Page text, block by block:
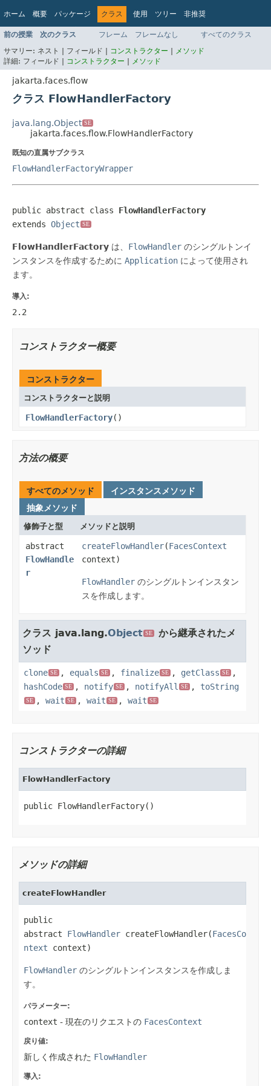
ホーム 概要 パッケージ クラス 使用 ツリー
非推奨
インデックス
ヘルプ
Jakarta EE Platform API v9.0.0
前の授業 次のクラス フレーム フレームなし
すべてのクラス
サマリー: ネスト | フィールド | コンストラクター | メソッド
詳細: フィールド | コンストラクター | メソッド
jakarta.faces.flow
クラス FlowHandlerFactory
java.lang.Object SE
jakarta.faces.flow.FlowHandlerFactory
既知の直属サブクラス
FlowHandlerFactoryWrapper
public abstract class FlowHandlerFactory
extends Object SE
FlowHandlerFactory は、 FlowHandler のシングルトンイ
ンスタンスを作成するために Application によって使用され
ます。
導入:
2.2
コンストラクター概要
コンストラクター
コンストラクターと説明
FlowHandlerFactory()
方法の概要
すべてのメソッド
インスタンスメソッド
抽象メソッド
修飾子と型 メソッドと説明
abstract
FlowHandle
r
createFlowHandler(FacesContext
context)
FlowHandler のシングルトンインスタン
スを作成します。
クラス java.lang.Object SE
から継承されたメ
ソッド
clone SE , equals SE , finalize SE , getClass SE
,
hashCode SE , notify SE , notifyAll SE , toString
SE , wait SE , wait SE , wait SE
コンストラクターの詳細
FlowHandlerFactory
public FlowHandlerFactory()
メソッドの詳細
createFlowHandler
public
abstract FlowHandler createFlowHandler(FacesCo
ntext context)
FlowHandler のシングルトンインスタンスを作成しま
す。
パラメーター:
context - 現在のリクエストの FacesContext
戻り値:
新しく作成された FlowHandler
導入: